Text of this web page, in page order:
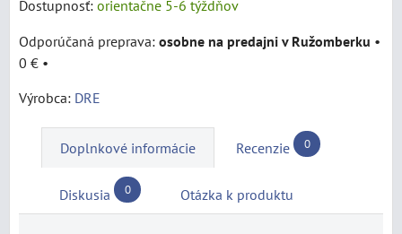
Dostupnosť: orientačne 5-6 týždňov
osobne na predajni v Ružomberku •
0 € •
Výrobca: DRE
Doplnkové informácie Recenzie 0
Diskusia 0 Otázka k produktu